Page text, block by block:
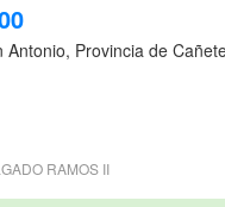
Antonio, Provincia de
RAMOS II